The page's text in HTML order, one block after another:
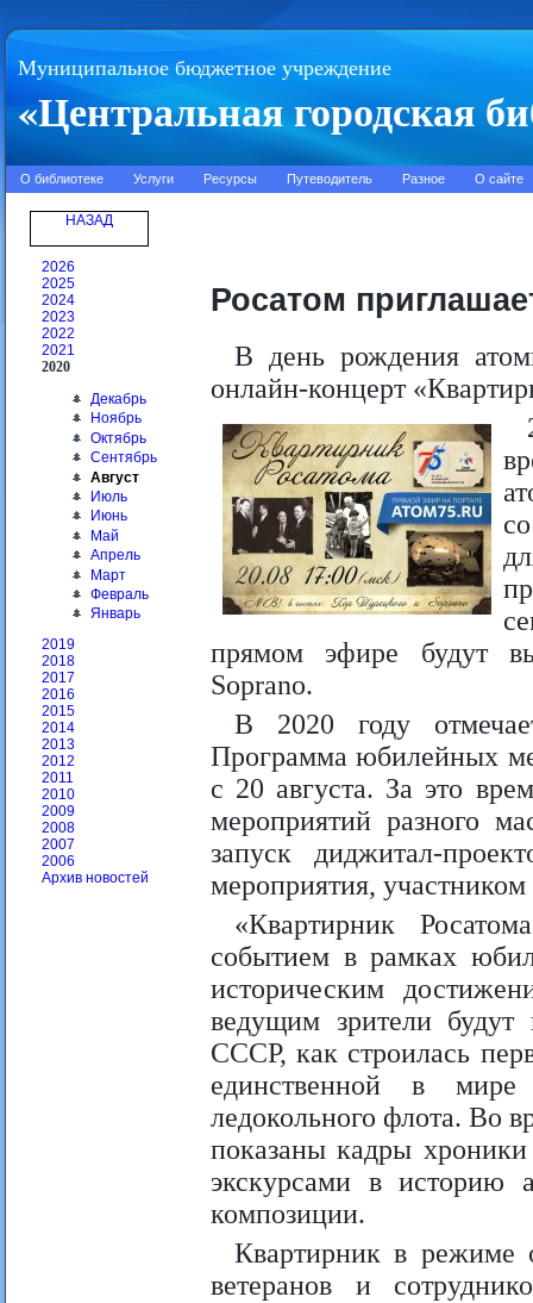
Муниципальное бюджетное учреждение
«Центральная городская
О библиотеке Услуги Ресурсы Путеводитель Разное О сайте
НАЗАД
2026
2025
2024
2023
2022
2021
2020
Декабрь
Ноябрь
Октябрь
Сентябрь
Август
Июль
Июнь
Май
Апрель
Март
Февраль
Январь
2019
2018
2017
2016
2015
2014
2013
2012
2011
2010
2009
2008
2007
2006
Архив новостей
Росатом
В день рождения
онлайн-концерт
прямом эфире будут
Soprano.
В 2020 году
Программа юбилейных
с 20 августа. За это
мероприятий разного
запуск диджитал-
мероприятия,
«Квартирник
событием в рамках
историческим
ведущим зрители будут
СССР, как строилась
единственной в мире
ледокольного флота. Во
показаны кадры
экскурсами в историю
композиции.
Квартирник в режиме
ветеранов и